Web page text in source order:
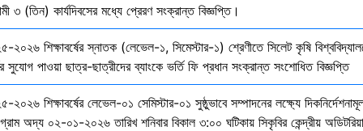
৩ (তিন) কার্যদিবসের মধ্যে প্রেরণ সংক্রান্ত বিজ্ঞপ্তি।
২০২৬ শিক্ষাবর্ষের স্নাতক (লেভেল-১, সিমেস্টার-১) শ্রেণীতে সিলেট কৃষি
সুযোগ পাওয়া ছাত্র-ছাত্রীদের ব্যাংকে ভর্তি ফি প্রধান সংক্রান্ত সংশোধিত বিজ্ঞপ্তি
২০২৬ শিক্ষাবর্ষের লেভেল-০১ সেমিস্টার-০১ সুষ্ঠুভাবে সম্পাদনের লক্ষ্যে
অদ্য ০২-০১-২০২৬ তারিখ শনিবার বিকাল ৩:০০ ঘটিকায় সিকৃবির কেন্দ্রীয়